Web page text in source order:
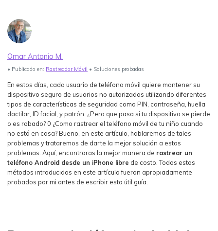
Guías Prácticas
Ver Más >
Guía del Usuario
Ver Más >
search
Omar Antonio M.
• Publicado en: Rastreador Móvil • Soluciones probadas
En estos días, cada usuario de teléfono móvil quiere mantener su
dispositivo seguro de usuarios no autorizados utilizando diferentes
tipos de características de seguridad como PIN, contraseña, huella
dactilar, ID facial, y patrón. ¿Pero que pasa si tu dispositivo se pierde
o es robado? 0 ¿Como rastrear el teléfono móvil de tu niño cuando
no está en casa? Bueno, en este artículo, hablaremos de tales
problemas y trataremos de darte la mejor solución a estos
problemas. Aquí, encontraras la mejor manera de rastrear un
teléfono Android desde un iPhone libre de costo. Todos estos
métodos introducidos en este artículo fueron apropiadamente
probados por mi antes de escribir esta útil guía.